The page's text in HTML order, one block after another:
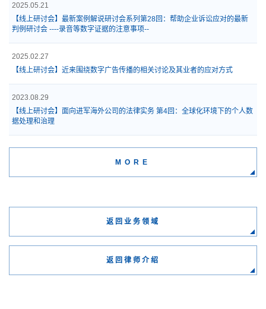
2025.05.21
【线上研讨会】最新案例解说研讨会系列第28回：帮助企业诉讼应对的最新
判例研讨会 ----录音等数字证据的注意事项--
2025.02.27
【线上研讨会】近来围绕数字广告传播的相关讨论及其业者的应对方式
2023.08.29
【线上研讨会】面向进军海外公司的法律实务 第4回：全球化环境下的个人数
据处理和治理
MORE
返回业务领域
返回律师介绍